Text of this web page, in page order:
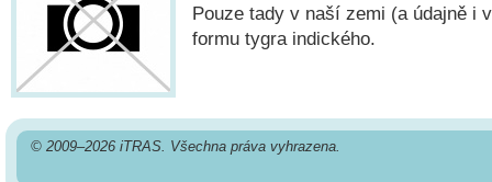
Pouze tady v naší zemi (a údajně i
formu tygra indického.
© 2009–2026 iTRAS. Všechna práva vyhrazena.